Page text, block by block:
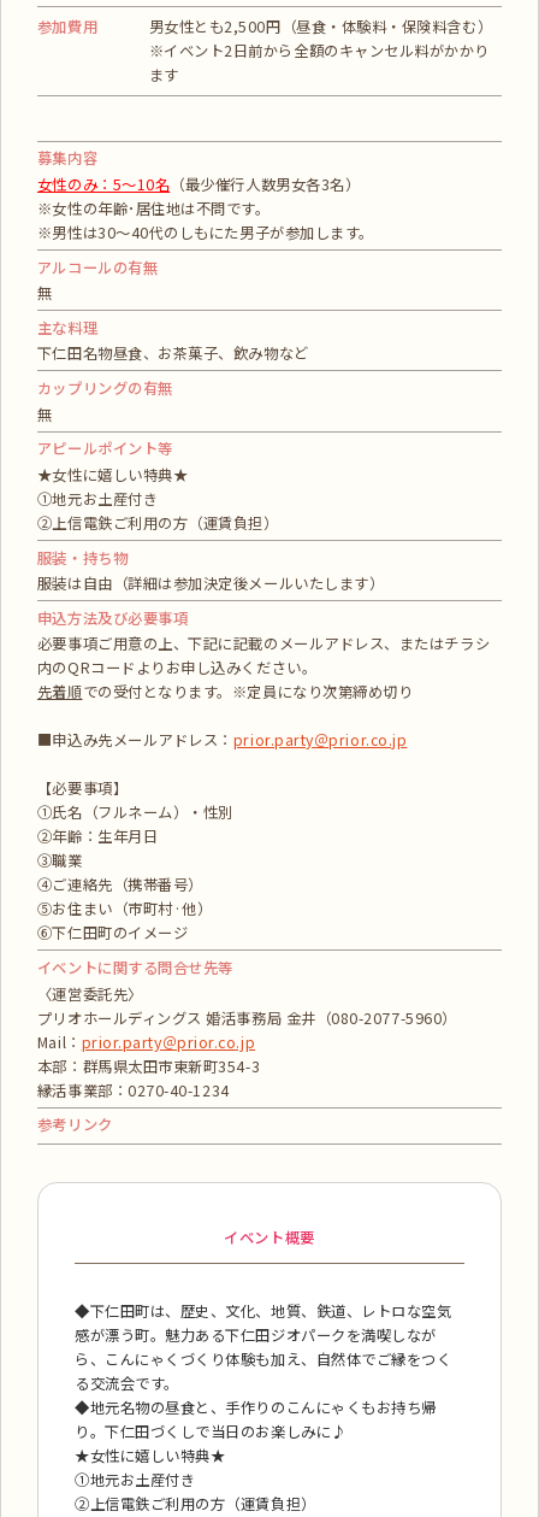
参加費用
男女性とも2,500円（昼食・体験料・保険料含む）
※イベント2日前から全額のキャンセル料がかかり
ます
募集内容
女性のみ：5～10名 （最少催行人数男女各3名）
※女性の年齢･居住地は不問です。
※男性は30～40代のしもにた男子が参加します。
アルコールの有無
無
主な料理
下仁田名物昼食、お茶菓子、飲み物など
カップリングの有無
無
アピールポイント等
★女性に嬉しい特典★
①地元お土産付き
②上信電鉄ご利用の方（運賃負担）
服装・持ち物
服装は自由（詳細は参加決定後メールいたします）
申込方法及び必要事項
必要事項ご用意の上、下記に記載のメールアドレス、またはチラシ
内のQRコードよりお申し込みください。
先着順での受付となります。※定員になり次第締め切り
■申込み先メールアドレス： prior.party＠prior.co.jp
【必要事項】
①氏名（フルネーム）・性別
②年齢：生年月日
③職業
④ご連絡先（携帯番号）
⑤お住まい（市町村·他）
⑥下仁田町のイメージ
イベントに関する問合せ先等
〈運営委託先〉
プリオホールディングス 婚活事務局 金井（080-2077-5960）
Mail： prior.party＠prior.co.jp
本部：群馬県太田市東新町354-3
縁活事業部：0270-40-1234
参考リンク
イベント概要
◆下仁田町は、歴史、文化、地質、鉄道、レトロな空気
感が漂う町。魅力ある下仁田ジオパークを満喫しなが
ら、こんにゃくづくり体験も加え、自然体でご縁をつく
る交流会です。
◆地元名物の昼食と、手作りのこんにゃくもお持ち帰
り。下仁田づくしで当日のお楽しみに♪
★女性に嬉しい特典★
①地元お土産付き
②上信電鉄ご利用の方（運賃負担）